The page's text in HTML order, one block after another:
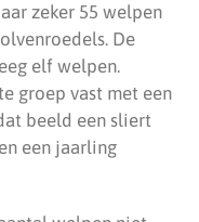
zeker 55 welpen
De
elf welpen.
groep vast met een
beeld een sliert
een jaarling